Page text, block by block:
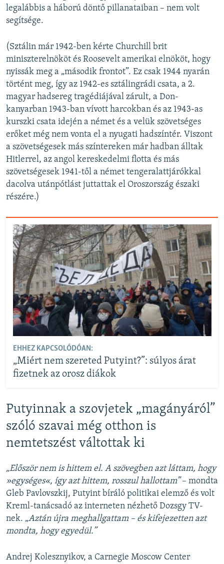
legalábbis a háború döntő pillanataiban – nem volt
segítsége.
(Sztálin már 1942-ben kérte Churchill brit
miniszterelnököt és Roosevelt amerikai elnököt, hogy
nyissák meg a „második frontot”. Ez csak 1944 nyarán
történt meg, így az 1942-es sztálingrádi csata, a 2.
magyar hadsereg tragédiájával zárult, a Don-
kanyarban 1943-ban vívott harcokban és az 1943-as
kurszki csata idején a német és a velük szövetséges
erőket még nem vonta el a nyugati hadszíntér. Viszont
a szövetségesek más színtereken már hadban álltak
Hitlerrel, az angol kereskedelmi flotta és más
szövetségesek 1941-től a német tengeralattjárókkal
dacolva utánpótlást juttattak el Oroszország északi
részére.)
EHHEZ KAPCSOLÓDÓAN:
„Miért nem szereted Putyint?”: súlyos árat
fizetnek az orosz diákok
Putyinnak a szovjetek „magányáról”
szóló szavai még otthon is
nemtetszést váltottak ki
„Először nem is hittem el. A szövegben azt láttam, hogy
»egységes«, így azt hittem, rosszul hallottam”– mondta
Gleb Pavlovszkij, Putyint bíráló politikai elemző és volt
Kreml-tanácsadó az interneten nézhető Dozsgy TV-
nek. „​Aztán újra meghallgattam – és kifejezetten azt
mondta, hogy egyedül.”
Andrej Kolesznyikov, a Carnegie Moscow Center